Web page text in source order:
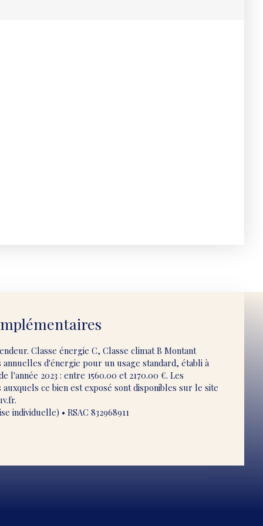
Classe énergie C, Classe climat B Montant
annuelles d'énergie pour un usage standard, établi à
l'année 2023 : entre 1560.00 et 2170.00 €. Les
ce bien est exposé sont disponibles sur le site
individuelle) • RSAC 832968911